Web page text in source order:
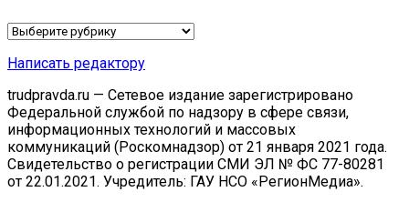
Рубрики
Написать редактору
trudpravda.ru — Сетевое издание зарегистрировано
Федеральной службой по надзору в сфере связи,
информационных технологий и массовых
коммуникаций (Роскомнадзор) от 21 января 2021 года.
Свидетельство о регистрации СМИ ЭЛ № ФС 77-80281
от 22.01.2021. Учредитель: ГАУ НСО «РегионМедиа».